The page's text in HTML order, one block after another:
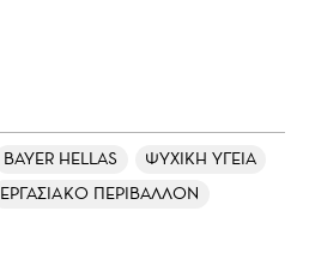
BAYER HELLAS
ΨΥΧΙΚΗ ΥΓΕΙΑ
ΕΡΓΑΣΙΑΚΟ ΠΕΡΙΒΑΛΛΟΝ